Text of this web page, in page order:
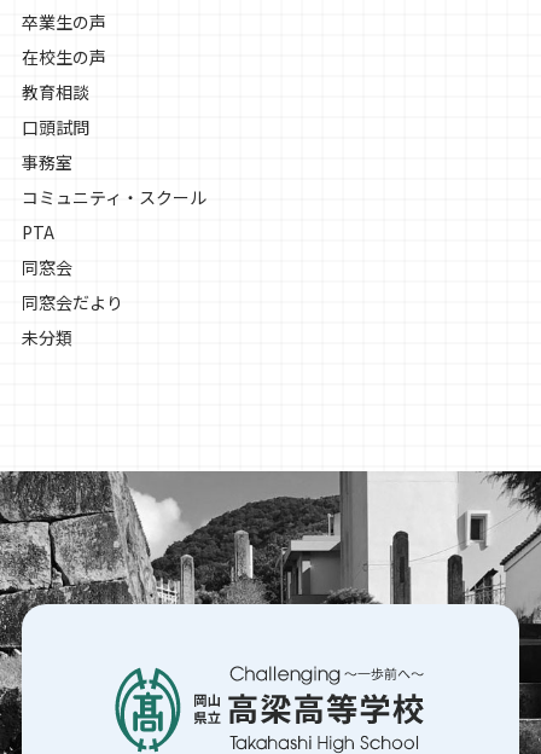
卒業生の声
在校生の声
教育相談
口頭試問
事務室
コミュニティ・スクール
PTA
同窓会
同窓会だより
未分類